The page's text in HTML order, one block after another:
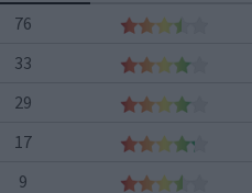
76
33
29
17
9